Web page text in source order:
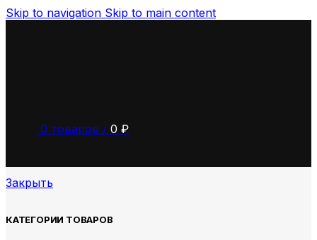
Skip to navigation Skip to main content
0 товаров / 0 ₽
Закрыть
КАТЕГОРИИ ТОВАРОВ